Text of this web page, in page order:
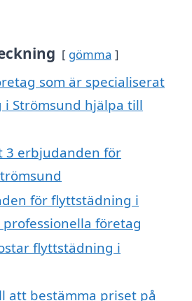
gömma
som är specialiserat
Strömsund hjälpa till
3 erbjudanden för
för flyttstädning i
företag
flyttstädning i
att bestämma priset på